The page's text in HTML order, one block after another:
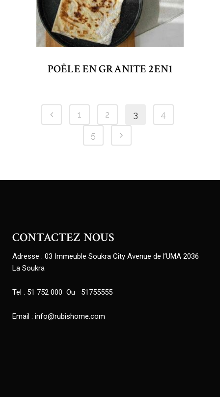
POÊLE EN GRANITE 2EN1
1 2 3
4
5
CONTACTEZ NOUS
Adresse : 03 Immeuble Soukra City Avenue de l’UMA 2036
La Soukra
Tel : 51 752 000 Ou 51755555
Email : info@rubishome.com